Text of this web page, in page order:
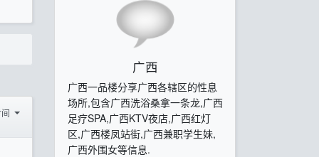
广西
广西一品楼分享广西各辖区的性息
场所,包含广西洗浴桑拿一条龙,广西
足疗SPA,广西KTV夜店,广西红灯
区,广西楼凤站街,广西兼职学生妹,
广西外围女等信息.